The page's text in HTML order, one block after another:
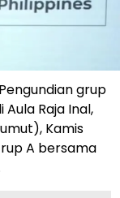
Pengundian grup
Aula Raja Inal,
Kamis
A bersama